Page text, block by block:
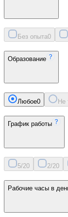
Без опыта0
Образование
Любое0 Не
График работы
5/20 2/20
Рабочие часы в